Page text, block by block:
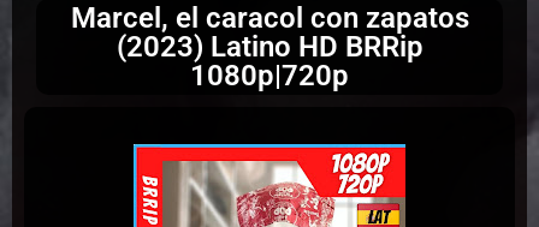
Marcel, el caracol con zapatos
(2023) Latino HD BRRip
1080p|720p